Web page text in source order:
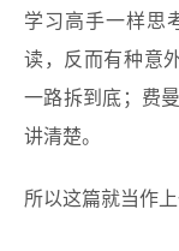
学习高手一样思
读，反而有种意
一路拆到底；费
讲清楚。
所以这篇就当作